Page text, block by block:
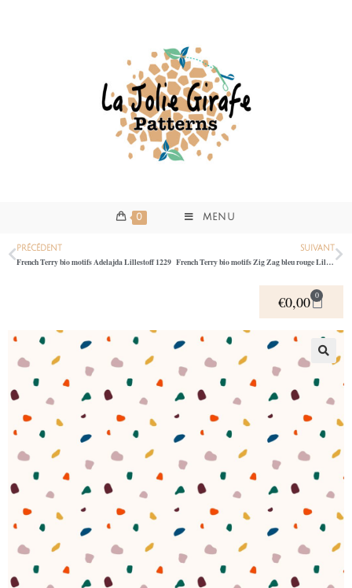
0 MENU
PRÉCÉDENT
French Terry bio motifs Adelajda Lillestoff 1229
SUIVANT
French Terry bio motifs Zig Zag bleu rouge Lillestoff 1229
€0,00 0